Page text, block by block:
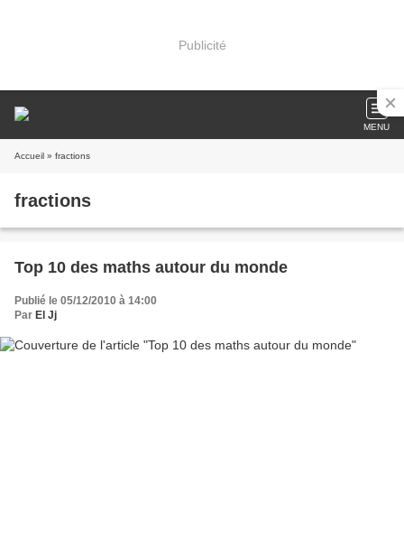
Publicité
MENU
Accueil » fractions
fractions
Top 10 des maths autour du monde
Publié le 05/12/2010 à 14:00
Par El Jj